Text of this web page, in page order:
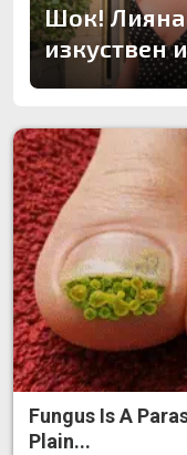
Шок! Лияна
изкуствен
Fungus Is A
Plain...